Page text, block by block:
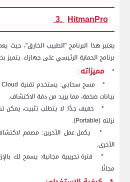
3.HitmanPro
يعتبر هذا البرنامج "الطبيب الخارق"،
برنامج الحماية الرئيسي على جهازك. يتميز
*
مميزاته:
*
مسح سحابي: يستخدم تقنية Cloud
بيانات ضخمة، مما يزيد من دقة الاكتشاف.
*
خفيف جدًا: لا يتطلب تثبيت، يمكن
نزلته (Portable
).
*
يكمل عمل الآخرين: مصمم
الأخرى.
*
فترة تجريبية مجانية: يسمح لك
مجانًا.